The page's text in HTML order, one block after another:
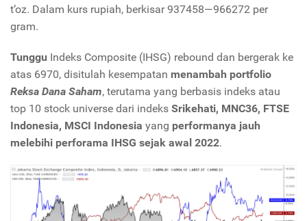
t’oz. Dalam kurs rupiah, berkisar 937458—966272 per
gram.
Tunggu Indeks Composite (IHSG) rebound dan bergerak ke
atas 6970, disitulah kesempatan menambah portfolio
Reksa Dana Saham, terutama yang berbasis indeks atau
top 10 stock universe dari indeks Srikehati, MNC36, FTSE
Indonesia, MSCI Indonesia yang performanya jauh
melebihi perforama IHSG sejak awal 2022.